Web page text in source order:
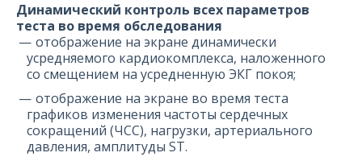
Динамический контроль всех параметров
теста во время обследования
отображение на экране динамически
усредняемого кардиокомплекса, наложенного
со смещением на усредненную ЭКГ покоя;
отображение на экране во время теста
графиков изменения частоты сердечных
сокращений (ЧСС), нагрузки, артериального
давления, амплитуды ST.